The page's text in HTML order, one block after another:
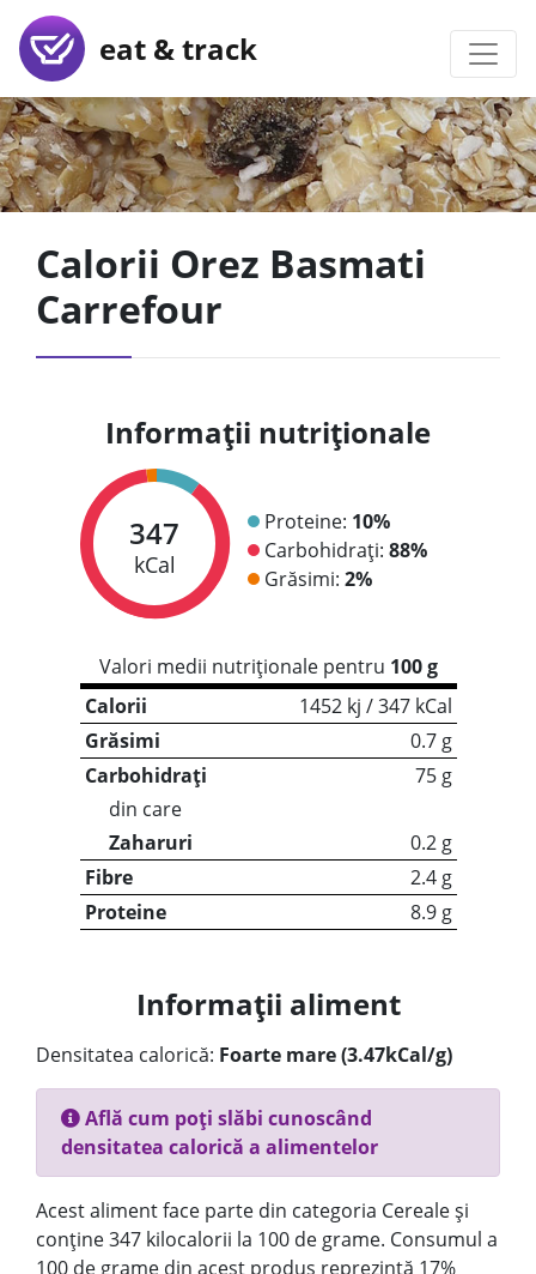
eat & track
Calorii Orez Basmati
Carrefour
Informații nutriționale
347
kCal
Proteine: 10%
Carbohidrați: 88%
Grăsimi: 2%
Valori medii nutriționale pentru 100 g
Calorii
1452 kj / 347 kCal
Grăsimi
0.7 g
Carbohidrați
75 g
din care
Zaharuri
0.2 g
Fibre
2.4 g
Proteine
8.9 g
Informații aliment
Densitatea calorică: Foarte mare (3.47kCal/g)
Află cum poți slăbi cunoscând
densitatea calorică a alimentelor
Acest aliment face parte din categoria Cereale și
conține 347 kilocalorii la 100 de grame. Consumul a
100 de grame din acest produs reprezintă 17%